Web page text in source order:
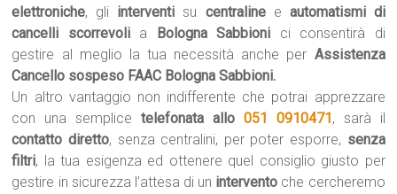
elettroniche, gli interventi su centralinee automatismi di
cancelli scorrevolia Bologna Sabbioni ci consentirà di
gestire al meglio la tua necessità anche per Assistenza
Cancello sospeso FAAC Bologna Sabbioni.
Un altro vantaggio non indifferente che potrai apprezzare
con una semplicetelefonata allo 051 0910471, sarà il
contatto diretto, senza centralini, per poter esporre, senza
filtri, la tua esigenza ed ottenere quel consiglio giusto per
gestire in sicurezza l’attesa di un intervento che cercheremo